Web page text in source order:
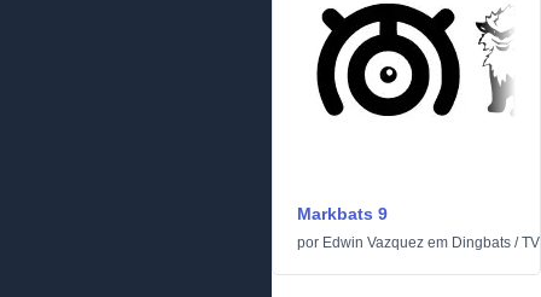
Markbats 9
por Edwin Vazquez em Dingbats /